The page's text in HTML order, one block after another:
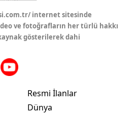
internet sitesinde
ve fotoğrafların her türlü hakkı
gösterilerek dahi
Resmi İlanlar
Dünya